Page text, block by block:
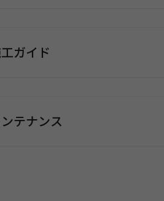
ガイド
テナンス